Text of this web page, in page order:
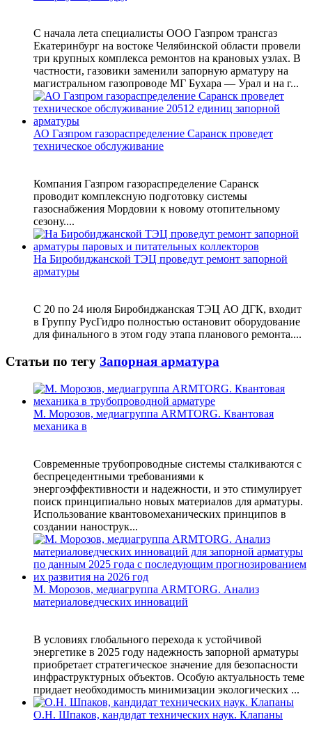
С начала лета специалисты ООО Газпром трансгаз
Екатеринбург на востоке Челябинской области провели
три крупных комплекса ремонтов на крановых узлах. В
частности, газовики заменили запорную арматуру на
магистральном газопроводе МГ Бухара — Урал и на г...
АО Газпром газораспределение Саранск проведет
техническое обслуживание
Компания Газпром газораспределение Саранск
проводит комплексную подготовку системы
газоснабжения Мордовии к новому отопительному
сезону....
На Биробиджанской ТЭЦ проведут ремонт запорной
арматуры
С 20 по 24 июля Биробиджанская ТЭЦ АО ДГК, входит
в Группу РусГидро полностью остановит оборудование
для финального в этом году этапа планового ремонта....
Статьи по тегу Запорная арматура
М. Морозов, медиагруппа ARMTORG. Квантовая
механика в
Современные трубопроводные системы сталкиваются с
беспрецедентными требованиями к
энергоэффективности и надежности, и это стимулирует
поиск принципиально новых материалов для арматуры.
Использование квантовомеханических принципов в
создании нанострук...
М. Морозов, медиагруппа ARMTORG. Анализ
материаловедческих инноваций
В условиях глобального перехода к устойчивой
энергетике в 2025 году надежность запорной арматуры
приобретает стратегическое значение для безопасности
инфраструктурных объектов. Особую актуальность теме
придает необходимость минимизации экологических ...
О.Н. Шпаков, кандидат технических наук. Клапаны